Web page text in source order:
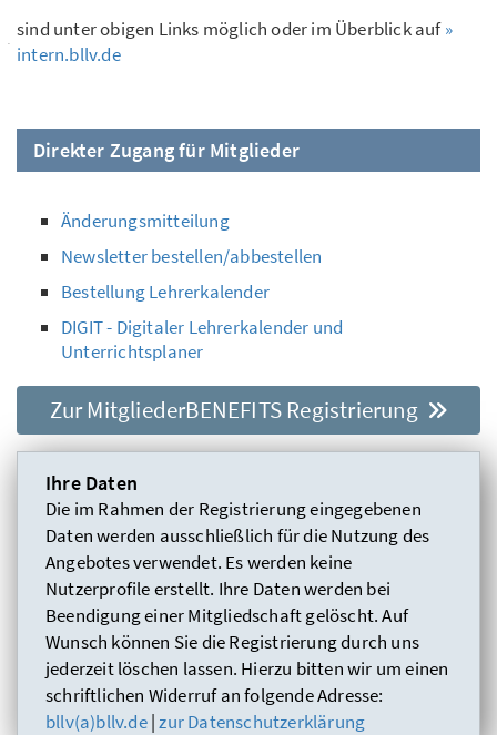
sind unter obigen Links möglich oder im Überblick auf»
intern.bllv.de
Direkter Zugang für Mitglieder
Änderungsmitteilung
Newsletter bestellen/abbestellen
Bestellung Lehrerkalender
DIGIT - Digitaler Lehrerkalender und
Unterrichtsplaner
Zur MitgliederBENEFITS Registrierung
Ihre Daten
Die im Rahmen der Registrierung eingegebenen
Daten werden ausschließlich für die Nutzung des
Angebotes verwendet. Es werden keine
Nutzerprofile erstellt. Ihre Daten werden bei
Beendigung einer Mitgliedschaft gelöscht. Auf
Wunsch können Sie die Registrierung durch uns
jederzeit löschen lassen. Hierzu bitten wir um einen
schriftlichen Widerruf an folgende Adresse:
bllv(a)bllv.de|zur Datenschutzerklärung